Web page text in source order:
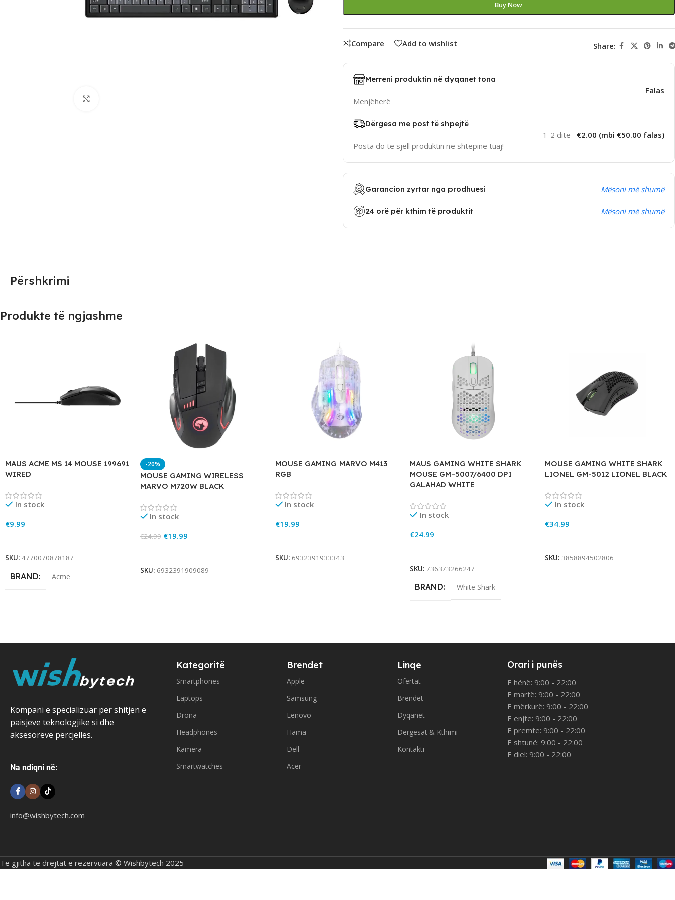
Buy Now
Compare Add to wishlist Share:
Merreni produktin në dyqanet tona
Menjëherë
Falas
Dërgesa me post të shpejtë
Posta do të sjell produktin në shtëpinë tuaj!
1-2 ditë €2.00 (mbi €50.00 falas)
Garancion zyrtar nga prodhuesi Mësoni më shumë
24 orë për kthim të produktit Mësoni më shumë
Përshkrimi
Produkte të ngjashme
MAUS ACME MS 14 MOUSE 199691
WIRED
In stock
€9.99
SKU: 4770070878187
BRAND Acme
-20%
MOUSE GAMING WIRELESS
MARVO M720W BLACK
In stock
€24.99 €19.99
SKU: 6932391909089
MOUSE GAMING MARVO M413
RGB
In stock
€19.99
SKU: 6932391933343
MAUS GAMING WHITE SHARK
MOUSE GM-5007/6400 DPI
GALAHAD WHITE
In stock
€24.99
SKU:736373266247
BRAND White Shark
MOUSE GAMING WHITE SHARK
LIONEL GM-5012 LIONEL BLACK
In stock
€34.99
SKU: 3858894502806
Kompani e specializuar për shitjen e
paisjeve teknologjike si dhe
aksesorëve përcjellës.
Na ndiqni në:
info@wishbytech.com
Kategoritë
Smartphones
Laptops
Drona
Headphones
Kamera
Smartwatches
Brendet
Apple
Samsung
Lenovo
Hama
Dell
Acer
Linqe
Ofertat
Brendet
Dyqanet
Dergesat & Kthimi
Kontakti
Orari i punës
E hënë: 9:00 - 22:00
E martë: 9:00 - 22:00
E mërkurë: 9:00 - 22:00
E enjte: 9:00 - 22:00
E premte: 9:00 - 22:00
E shtunë: 9:00 - 22:00
E diel: 9:00 - 22:00
Të gjitha të drejtat e rezervuara © Wishbytech 2025